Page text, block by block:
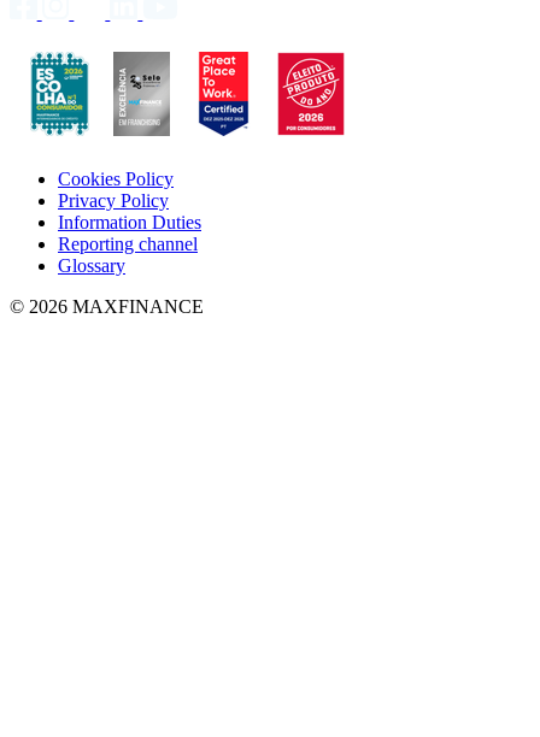
Cookies Policy
Privacy Policy
Information Duties
Reporting channel
Glossary
© 2026 MAXFINANCE